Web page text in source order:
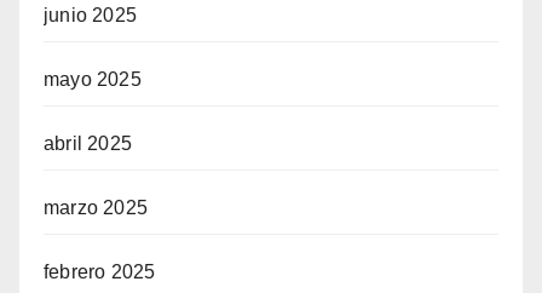
junio 2025
mayo 2025
abril 2025
marzo 2025
febrero 2025